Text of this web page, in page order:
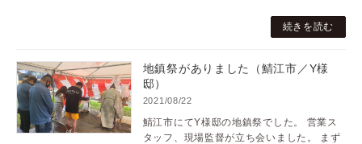
続きを読む
地鎮祭がありました（鯖江市／Y様
邸）
2021/08/22
鯖江市にてY様邸の地鎮祭でした。 営業ス
タッフ、現場監督が立ち会いました。 まず